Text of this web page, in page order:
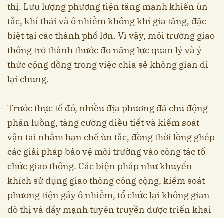
thị. Lưu lượng phương tiện tăng mạnh khiến ùn
tắc, khí thải và ô nhiễm không khí gia tăng, đặc
biệt tại các thành phố lớn. Vì vậy, môi trường giao
thông trở thành thước đo năng lực quản lý và ý
thức cộng đồng trong việc chia sẻ không gian đi
lại chung.
Trước thực tế đó, nhiều địa phương đã chủ động
phân luồng, tăng cường điều tiết và kiểm soát
vận tải nhằm hạn chế ùn tắc, đồng thời lồng ghép
các giải pháp bảo vệ môi trường vào công tác tổ
chức giao thông. Các biện pháp như khuyến
khích sử dụng giao thông công cộng, kiểm soát
phương tiện gây ô nhiễm, tổ chức lại không gian
đô thị và đẩy mạnh tuyên truyền được triển khai